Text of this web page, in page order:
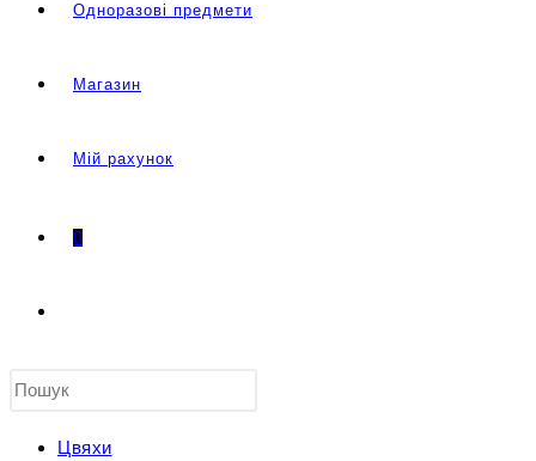
Одноразові предмети
Магазин
Мій рахунок
0
Цвяхи